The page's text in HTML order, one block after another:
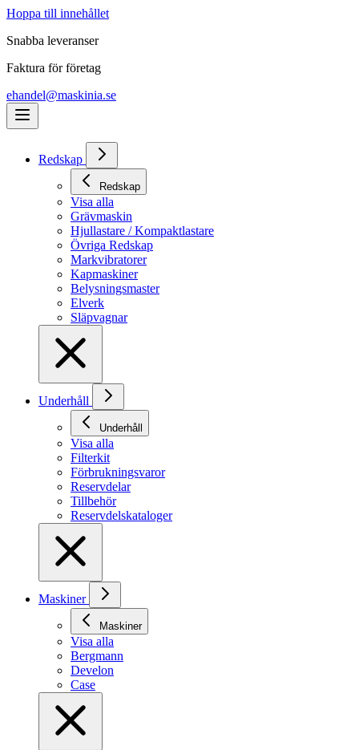
Hoppa till innehållet
Snabba leveranser
Faktura för företag
ehandel@maskinia.se
Redskap
Redskap
Visa alla
Grävmaskin
Hjullastare / Kompaktlastare
Övriga Redskap
Markvibratorer
Kapmaskiner
Belysningsmaster
Elverk
Släpvagnar
Underhåll
Underhåll
Visa alla
Filterkit
Förbrukningsvaror
Reservdelar
Tillbehör
Reservdelskataloger
Maskiner
Maskiner
Visa alla
Bergmann
Develon
Case